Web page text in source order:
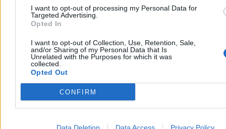
I want to opt-out of processing my Personal Data for
Targeted Advertising.
Opted In
I want to opt-out of Collection, Use, Retention, Sale,
and/or Sharing of my Personal Data that Is
Unrelated with the Purposes for which it was
collected.
Opted Out
CONFIRM
które wiedzą, jak się zachować na takich pojazdach. Jeśli